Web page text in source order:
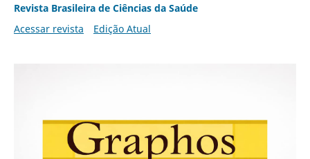
Revista Brasileira de Ciências da Saúde
Acessar revista
Edição Atual